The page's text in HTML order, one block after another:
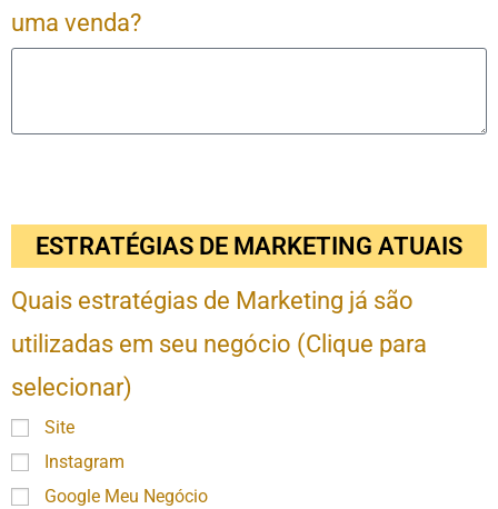
uma venda?
ESTRATÉGIAS DE MARKETING ATUAIS
Quais estratégias de Marketing já são
utilizadas em seu negócio (Clique para
selecionar)
Site
Instagram
Google Meu Negócio